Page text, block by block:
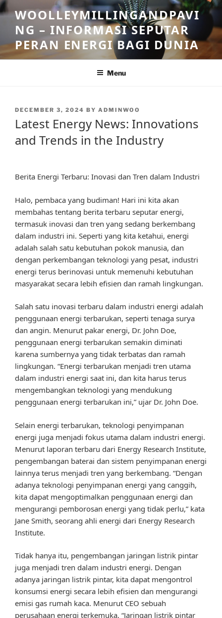
Skip
to
content
WOOLLEYMILLINGANDPAVI
NG – INFORMASI SEPUTAR
PERAN ENERGI BAGI DUNIA
Menu
POSTED
DECEMBER 3, 2024 BY ADMINWOO
Latest Energy News: Innovations
and Trends in the Industry
Berita Energi Terbaru: Inovasi dan Tren dalam Industri
Halo, pembaca yang budiman! Hari ini kita akan
membahas tentang berita terbaru seputar energi,
termasuk inovasi dan tren yang sedang berkembang
dalam industri ini. Seperti yang kita ketahui, energi
adalah salah satu kebutuhan pokok manusia, dan
dengan perkembangan teknologi yang pesat, industri
energi terus berinovasi untuk memenuhi kebutuhan
masyarakat secara lebih efisien dan ramah lingkungan.
Salah satu inovasi terbaru dalam industri energi adalah
penggunaan energi terbarukan, seperti tenaga surya
dan angin. Menurut pakar energi, Dr. John Doe,
penggunaan energi terbarukan semakin diminati
karena sumbernya yang tidak terbatas dan ramah
lingkungan. “Energi terbarukan menjadi tren utama
dalam industri energi saat ini, dan kita harus terus
mengembangkan teknologi yang mendukung
penggunaan energi terbarukan ini,” ujar Dr. John Doe.
Selain energi terbarukan, teknologi penyimpanan
energi juga menjadi fokus utama dalam industri energi.
Menurut laporan terbaru dari Energy Research Institute,
pengembangan baterai dan sistem penyimpanan energi
lainnya terus menjadi tren yang berkembang. “Dengan
adanya teknologi penyimpanan energi yang canggih,
kita dapat mengoptimalkan penggunaan energi dan
mengurangi pemborosan energi yang tidak perlu,” kata
Jane Smith, seorang ahli energi dari Energy Research
Institute.
Tidak hanya itu, pengembangan jaringan listrik pintar
juga menjadi tren dalam industri energi. Dengan
adanya jaringan listrik pintar, kita dapat mengontrol
konsumsi energi secara lebih efisien dan mengurangi
emisi gas rumah kaca. Menurut CEO sebuah
perusahaan energi terkemuka, “Jaringan listrik pintar